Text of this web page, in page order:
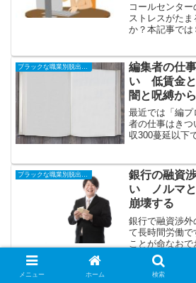
コールセンタ
ストレスがた
か？本記事では
すい仕事・Ｓ
明しています
思ってる方は
編集者の仕
い 低賃金と
闇と呪縛か
最近では「編
者の仕事はき
収300蔓延以下
遅れになる雑
ら逃げるため
ていく必要があ
ブラックな職業別脱出・転職
銀行の融資
い ノルマと
崩壊する
銀行で融資渉外
て長時間労働で
ことが命なお
人の人生にか
パないです。
金を貸して、
メニュー ホーム 検索